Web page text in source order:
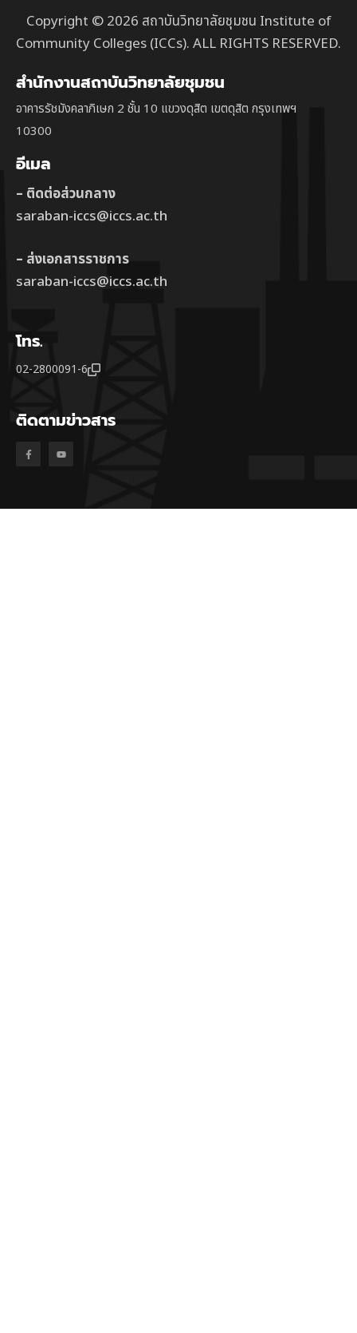
Copyright © 2026 สถาบันวิทยาลัยชุมชน Institute of
Community Colleges (ICCs). ALL RIGHTS RESERVED.
สำนักงานสถาบันวิทยาลัยชุมชน
อาคารรัชมังคลาภิเษก 2 ชั้น 10 แขวงดุสิต เขตดุสิต กรุงเทพฯ
10300
อีเมล
– ติดต่อส่วนกลาง
saraban-iccs@iccs.ac.th
– ส่งเอกสารราชการ
saraban-iccs@iccs.ac.th
โทร.
02-2800091-6
ติดตามข่าวสาร